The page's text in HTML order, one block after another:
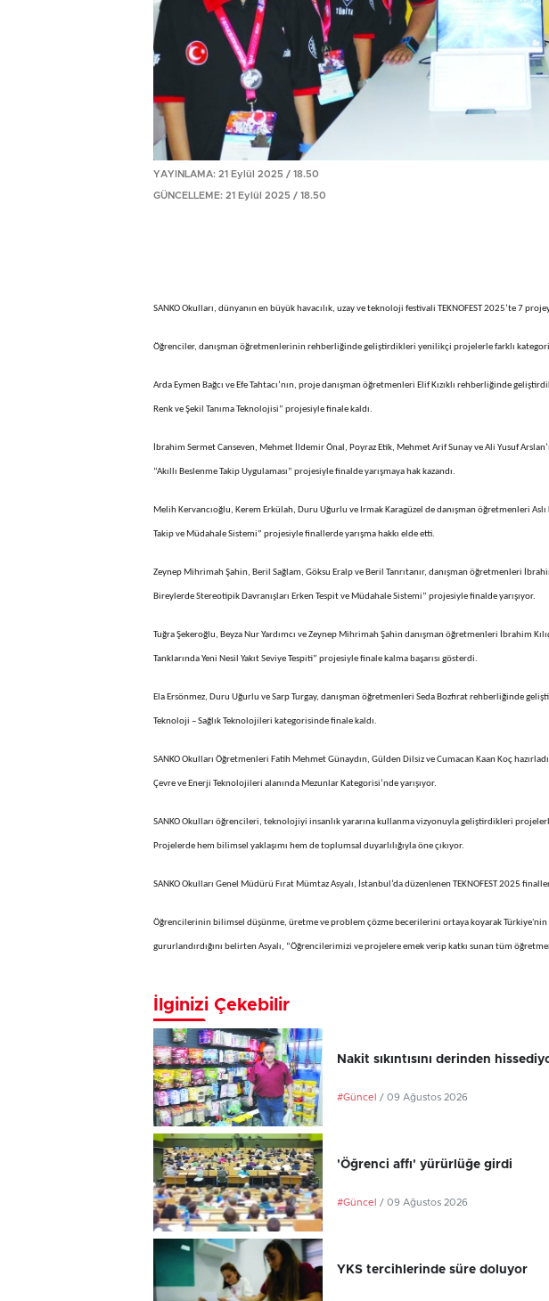
YAYINLAMA: 21 Eylül 2025 / 18.50
GÜNCELLEME: 21 Eylül 2025 / 18.50
SANKO Okulları, dünyanın en büyük havacılık, uzay ve teknoloji festivali TEKNOFEST 2025’te 7
Öğrenciler, danışman öğretmenlerinin rehberliğinde geliştirdikleri yenilikçi projelerle farklı
Arda Eymen Bağcı ve Efe Tahtacı’nın, proje danışman öğretmenleri Elif Kızıklı rehberliğinde
Renk ve Şekil Tanıma Teknolojisi” projesiyle finale kaldı.
İbrahim Sermet Canseven, Mehmet İldemir Önal, Poyraz Etik, Mehmet Arif Sunay ve Ali Yusuf
“Akıllı Beslenme Takip Uygulaması” projesiyle finalde yarışmaya hak kazandı.
Melih Kervancıoğlu, Kerem Erkülah, Duru Uğurlu ve Irmak Karagüzel de danışman öğretmenleri Aslı
Takip ve Müdahale Sistemi” projesiyle finallerde yarışma hakkı elde etti.
Zeynep Mihrimah Şahin, Beril Sağlam, Göksu Eralp ve Beril Tanrıtanır, danışman öğretmenleri
Bireylerde Stereotipik Davranışları Erken Tespit ve Müdahale Sistemi” projesiyle finalde yarışıyor.
Tuğra Şekeroğlu, Beyza Nur Yardımcı ve Zeynep Mihrimah Şahin danışman öğretmenleri İbrahim
Tanklarında Yeni Nesil Yakıt Seviye Tespiti” projesiyle finale kalma başarısı gösterdi.
Ela Ersönmez, Duru Uğurlu ve Sarp Turgay, danışman öğretmenleri Seda Bozfırat rehberliğinde
Teknoloji – Sağlık Teknolojileri kategorisinde finale kaldı.
SANKO Okulları Öğretmenleri Fatih Mehmet Günaydın, Gülden Dilsiz ve Cumacan Kaan Koç
Çevre ve Enerji Teknolojileri alanında Mezunlar Kategorisi’nde yarışıyor.
SANKO Okulları öğrencileri, teknolojiyi insanlık yararına kullanma vizyonuyla geliştirdikleri
Projelerde hem bilimsel yaklaşımı hem de toplumsal duyarlılığıyla öne çıkıyor.
SANKO Okulları Genel Müdürü Fırat Mümtaz Asyalı, İstanbul’da düzenlenen TEKNOFEST 2025
Öğrencilerinin bilimsel düşünme, üretme ve problem çözme becerilerini ortaya koyarak Türkiye'nin
gururlandırdığını belirten Asyalı, “Öğrencilerimizi ve projelere emek verip katkı sunan tüm
İlginizi Çekebilir
Nakit sıkıntısını derinden
#Güncel / 09 Ağustos 2026
'Öğrenci affı' yürürlüğe girdi
#Güncel / 09 Ağustos 2026
YKS tercihlerinde süre doluyor